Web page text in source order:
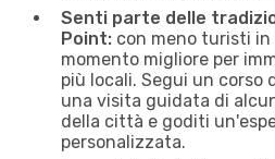
Senti parte delle
Point: con meno turisti
momento migliore per
più locali. Segui un corso
una visita guidata di
della città e goditi
personalizzata.